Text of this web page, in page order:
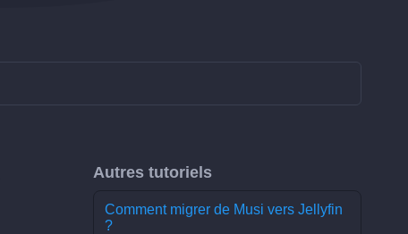
Autres tutoriels
Comment migrer de Musi vers Jellyfin
?